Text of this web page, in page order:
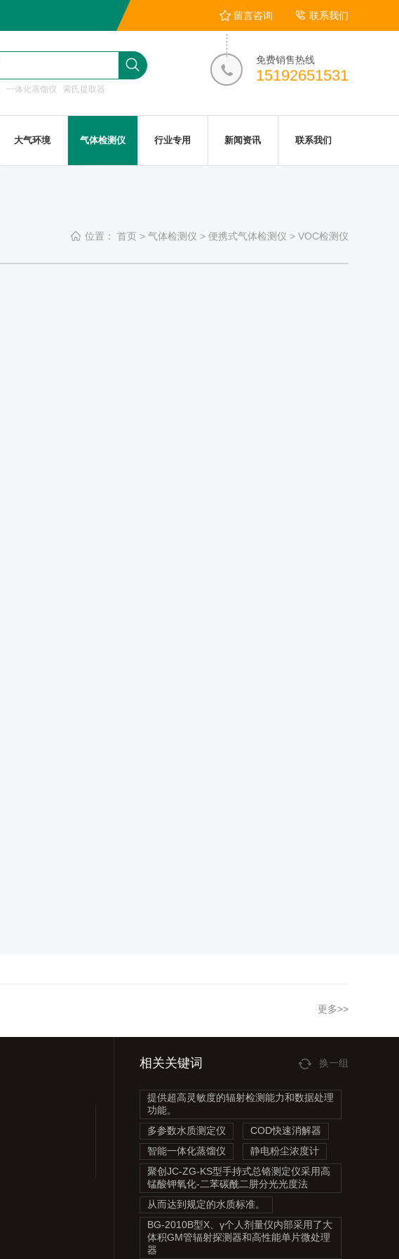
留言咨询 联系我们
一体化蒸馏仪 索氏提取器
免费销售热线
15192651531
大气环境 气体检测仪 行业专用 新闻资讯 联系我们
位置： 首页 > 气体检测仪 > 便携式气体检测仪 > VOC检测仪
更多>>
相关关键词 换一组
提供超高灵敏度的辐射检测能力和数据处理
功能。
多参数水质测定仪
COD快速消解器
智能一体化蒸馏仪
静电粉尘浓度计
聚创JC-ZG-KS型手持式总铬测定仪采用高
锰酸钾氧化-二苯碳酰二肼分光光度法
从而达到规定的水质标准。
BG-2010B型X、γ个人剂量仪内部采用了大
体积GM管辐射探测器和高性能单片微处理
器